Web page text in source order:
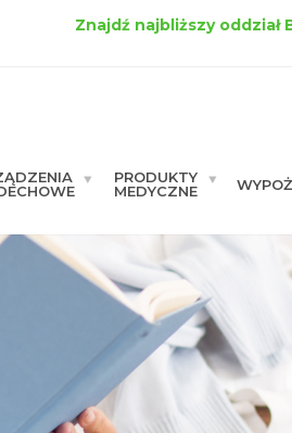
Znajdź najbliższy oddział
PRODUKTY
MEDYCZNE